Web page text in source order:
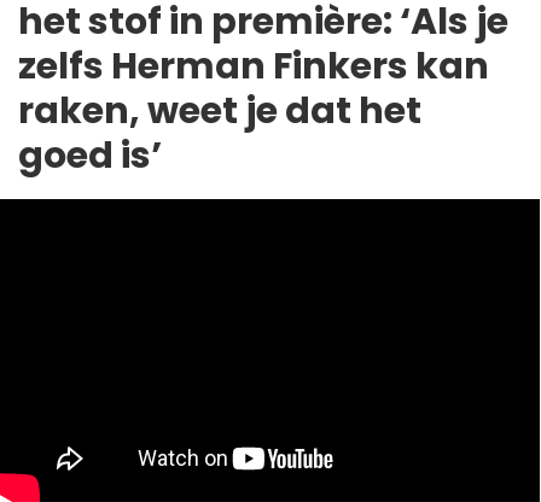
het stof in première: ‘Als je
zelfs Herman Finkers kan
raken, weet je dat het
goed is’